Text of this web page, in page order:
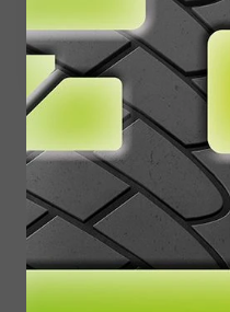
Aan elk project komt
Het afgelopen jaar
in een werkelijk uniek
gebouwd in 1965 in
nummer 723. Met veel
hebben we de
rijdend exemplaar